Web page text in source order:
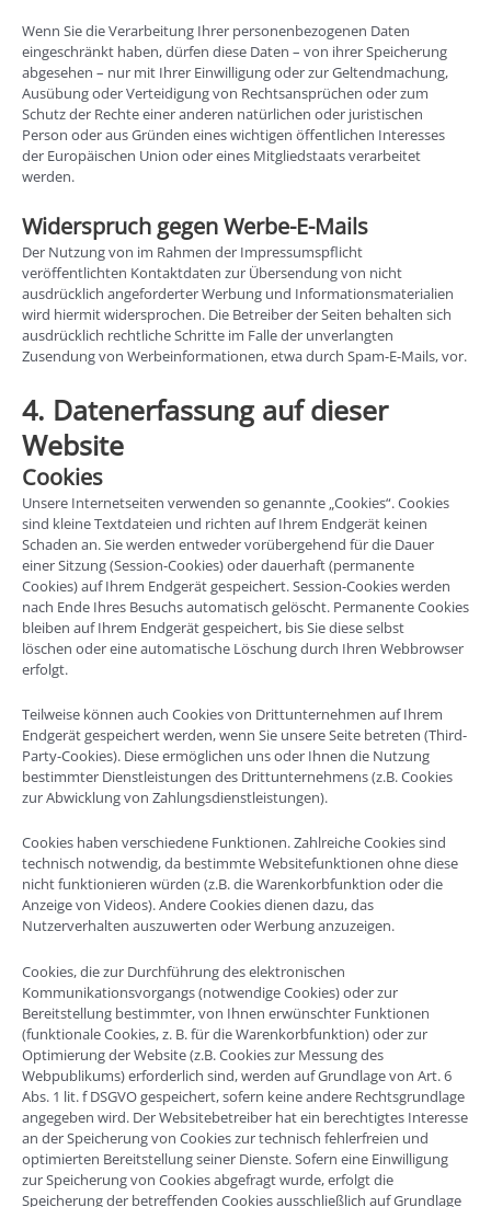
Wenn Sie die Verarbeitung Ihrer personenbezogenen Daten
eingeschränkt haben, dürfen diese Daten – von ihrer Speicherung
abgesehen – nur mit Ihrer Einwilligung oder zur Geltendmachung,
Ausübung oder Verteidigung von Rechtsansprüchen oder zum
Schutz der Rechte einer anderen natürlichen oder juristischen
Person oder aus Gründen eines wichtigen öffentlichen Interesses
der Europäischen Union oder eines Mitgliedstaats verarbeitet
werden.
Widerspruch gegen Werbe-E-Mails
Der Nutzung von im Rahmen der Impressumspflicht
veröffentlichten Kontaktdaten zur Übersendung von nicht
ausdrücklich angeforderter Werbung und Informationsmaterialien
wird hiermit widersprochen. Die Betreiber der Seiten behalten sich
ausdrücklich rechtliche Schritte im Falle der unverlangten
Zusendung von Werbeinformationen, etwa durch Spam-E-Mails, vor.
4. Datenerfassung auf dieser
Website
Cookies
Unsere Internetseiten verwenden so genannte „Cookies“. Cookies
sind kleine Textdateien und richten auf Ihrem Endgerät keinen
Schaden an. Sie werden entweder vorübergehend für die Dauer
einer Sitzung (Session-Cookies) oder dauerhaft (permanente
Cookies) auf Ihrem Endgerät gespeichert. Session-Cookies werden
nach Ende Ihres Besuchs automatisch gelöscht. Permanente Cookies
bleiben auf Ihrem Endgerät gespeichert, bis Sie diese selbst
löschen oder eine automatische Löschung durch Ihren Webbrowser
erfolgt.
Teilweise können auch Cookies von Drittunternehmen auf Ihrem
Endgerät gespeichert werden, wenn Sie unsere Seite betreten (Third-
Party-Cookies). Diese ermöglichen uns oder Ihnen die Nutzung
bestimmter Dienstleistungen des Drittunternehmens (z.B. Cookies
zur Abwicklung von Zahlungsdienstleistungen).
Cookies haben verschiedene Funktionen. Zahlreiche Cookies sind
technisch notwendig, da bestimmte Websitefunktionen ohne diese
nicht funktionieren würden (z.B. die Warenkorbfunktion oder die
Anzeige von Videos). Andere Cookies dienen dazu, das
Nutzerverhalten auszuwerten oder Werbung anzuzeigen.
Cookies, die zur Durchführung des elektronischen
Kommunikationsvorgangs (notwendige Cookies) oder zur
Bereitstellung bestimmter, von Ihnen erwünschter Funktionen
(funktionale Cookies, z. B. für die Warenkorbfunktion) oder zur
Optimierung der Website (z.B. Cookies zur Messung des
Webpublikums) erforderlich sind, werden auf Grundlage von Art. 6
Abs. 1 lit. f DSGVO gespeichert, sofern keine andere Rechtsgrundlage
angegeben wird. Der Websitebetreiber hat ein berechtigtes Interesse
an der Speicherung von Cookies zur technisch fehlerfreien und
optimierten Bereitstellung seiner Dienste. Sofern eine Einwilligung
zur Speicherung von Cookies abgefragt wurde, erfolgt die
Speicherung der betreffenden Cookies ausschließlich auf Grundlage